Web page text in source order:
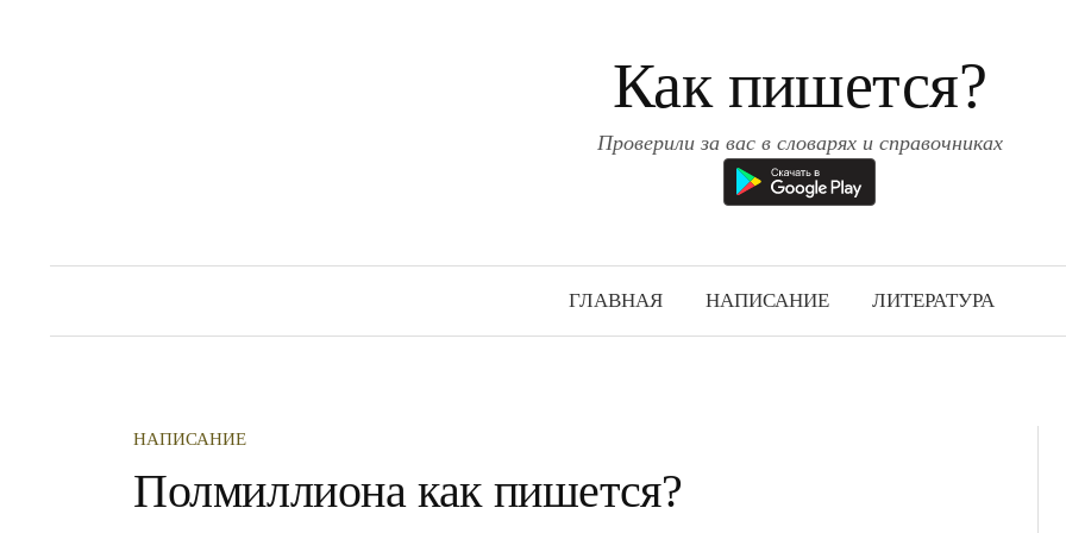
Как пишется?
Проверили за вас в словарях и справочниках
ГЛАВНАЯ НАПИСАНИЕ ЛИТЕРАТУРА
НАПИСАНИЕ
Полмиллиона как пишется?